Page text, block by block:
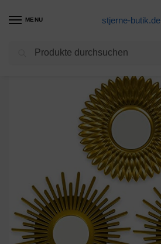
MENU stjerne-butik.de
Wohnzimmer Dekoration Produkte